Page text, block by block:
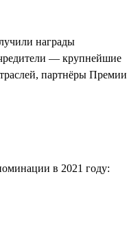
награды
— крупнейшие
партнёры Премии
в 2021 году: